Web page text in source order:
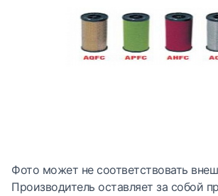
Фото может не соответствовать
Производитель оставляет за собой